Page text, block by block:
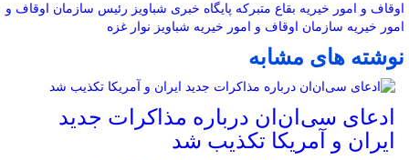
اوقاف و امور خیریه بقاع متبرکه پایگاه خبری شباویز رئیس سازمان اوقاف و
امور خیریه سازمان اوقاف و امور خیریه شباویز نوار غزه
نوشته های مشابه
ادعای سی‌ان‌ان درباره مذاکرات جدید
ایران و آمریکا تکذیب شد